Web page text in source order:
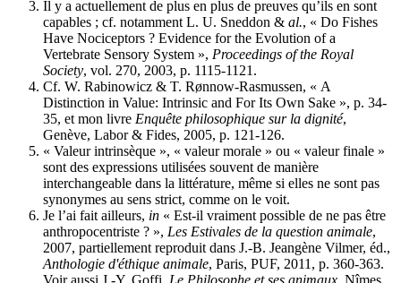
Il y a actuellement de plus en plus de preuves qu’ils en sont
capables ; cf. notamment L. U. Sneddon & al., « Do Fishes
Have Nociceptors ? Evidence for the Evolution of a
Vertebrate Sensory System », Proceedings of the Royal
Society, vol. 270, 2003, p. 1115-1121.
Cf. W. Rabinowicz & T. Rønnow-Rasmussen, « A
Distinction in Value: Intrinsic and For Its Own Sake », p. 34-
35, et mon livre Enquête philosophique sur la dignité,
Genève, Labor & Fides, 2005, p. 121-126.
« Valeur intrinsèque », « valeur morale » ou « valeur finale »
sont des expressions utilisées souvent de manière
interchangeable dans la littérature, même si elles ne sont pas
synonymes au sens strict, comme on le voit.
Je l’ai fait ailleurs, in « Est-il vraiment possible de ne pas être
anthropocentriste ? », Les Estivales de la question animale,
2007, partiellement reproduit dans J.-B. Jeangène Vilmer, éd.,
Anthologie d'éthique animale, Paris, PUF, 2011, p. 360-363.
Voir aussi J.-Y. Goffi, Le Philosophe et ses animaux, Nîmes,